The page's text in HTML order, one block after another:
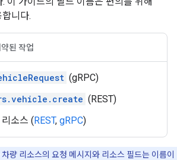
니다.
된 작업
(gRPC)
(REST)
리소스 (REST, gRPC)
량 리소스의 요청 메시지와 리소스 필드는 이름이